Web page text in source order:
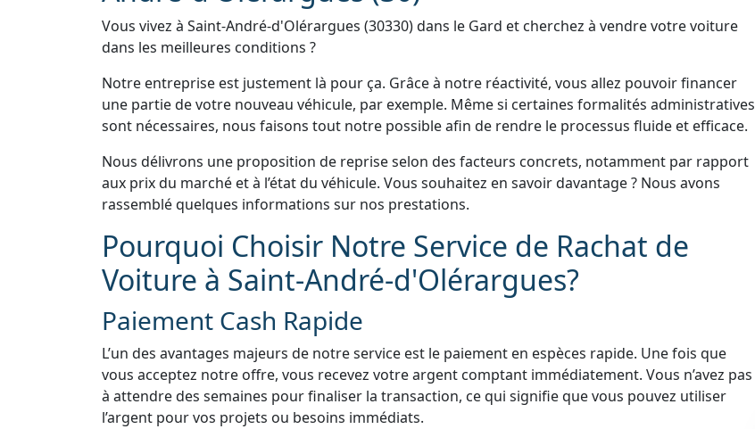
Vous vivez à Saint-André-d'Olérargues (30330) dans le Gard et cherchez à vendre votre voiture
dans les meilleures conditions ?
Notre entreprise est justement là pour ça. Grâce à notre réactivité, vous allez pouvoir financer
une partie de votre nouveau véhicule, par exemple. Même si certaines formalités administratives
sont nécessaires, nous faisons tout notre possible afin de rendre le processus fluide et efficace.
Nous délivrons une proposition de reprise selon des facteurs concrets, notamment par rapport
aux prix du marché et à l’état du véhicule. Vous souhaitez en savoir davantage ? Nous avons
rassemblé quelques informations sur nos prestations.
Pourquoi Choisir Notre Service de Rachat de
Voiture à Saint-André-d'Olérargues?
Paiement Cash Rapide
L’un des avantages majeurs de notre service est le paiement en espèces rapide. Une fois que
vous acceptez notre offre, vous recevez votre argent comptant immédiatement. Vous n’avez pas
à attendre des semaines pour finaliser la transaction, ce qui signifie que vous pouvez utiliser
l’argent pour vos projets ou besoins immédiats.